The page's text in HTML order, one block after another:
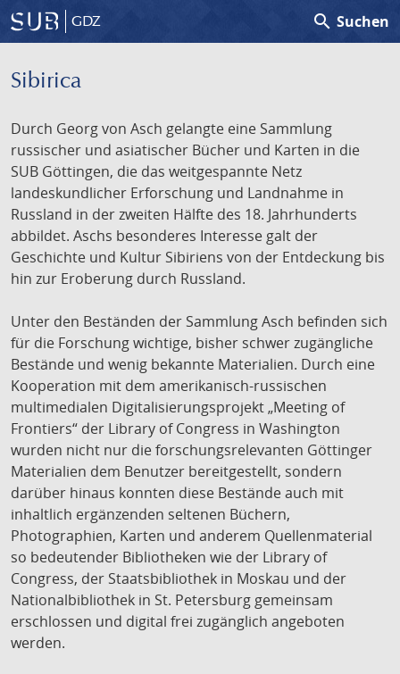
GDZ search Suchen
Sibirica
Durch Georg von Asch gelangte eine Sammlung
russischer und asiatischer Bücher und Karten in die
SUB Göttingen, die das weitgespannte Netz
landeskundlicher Erforschung und Landnahme in
Russland in der zweiten Hälfte des 18. Jahrhunderts
abbildet. Aschs besonderes Interesse galt der
Geschichte und Kultur Sibiriens von der Entdeckung bis
hin zur Eroberung durch Russland.
Unter den Beständen der Sammlung Asch befinden sich
für die Forschung wichtige, bisher schwer zugängliche
Bestände und wenig bekannte Materialien. Durch eine
Kooperation mit dem amerikanisch-russischen
multimedialen Digitalisierungsprojekt „Meeting of
Frontiers“ der Library of Congress in Washington
wurden nicht nur die forschungsrelevanten Göttinger
Materialien dem Benutzer bereitgestellt, sondern
darüber hinaus konnten diese Bestände auch mit
inhaltlich ergänzenden seltenen Büchern,
Photographien, Karten und anderem Quellenmaterial
so bedeutender Bibliotheken wie der Library of
Congress, der Staatsbibliothek in Moskau und der
Nationalbibliothek in St. Petersburg gemeinsam
erschlossen und digital frei zugänglich angeboten
werden.